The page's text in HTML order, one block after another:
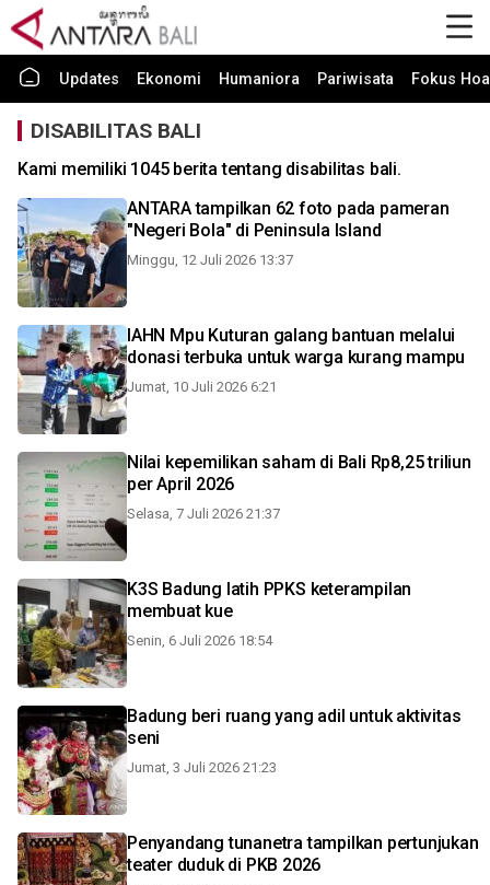
Updates Ekonomi Humaniora Pariwisata Fokus
DISABILITAS BALI
Kami memiliki 1045 berita tentang disabilitas bali.
ANTARA tampilkan 62 foto pada pameran
"Negeri Bola" di Peninsula Island
Minggu, 12 Juli 2026 13:37
IAHN Mpu Kuturan galang bantuan melalui
donasi terbuka untuk warga kurang mampu
Jumat, 10 Juli 2026 6:21
Nilai kepemilikan saham di Bali Rp8,25 triliun
per April 2026
Selasa, 7 Juli 2026 21:37
K3S Badung latih PPKS keterampilan
membuat kue
Senin, 6 Juli 2026 18:54
Badung beri ruang yang adil untuk aktivitas
seni
Jumat, 3 Juli 2026 21:23
Penyandang tunanetra tampilkan pertunjukan
teater duduk di PKB 2026